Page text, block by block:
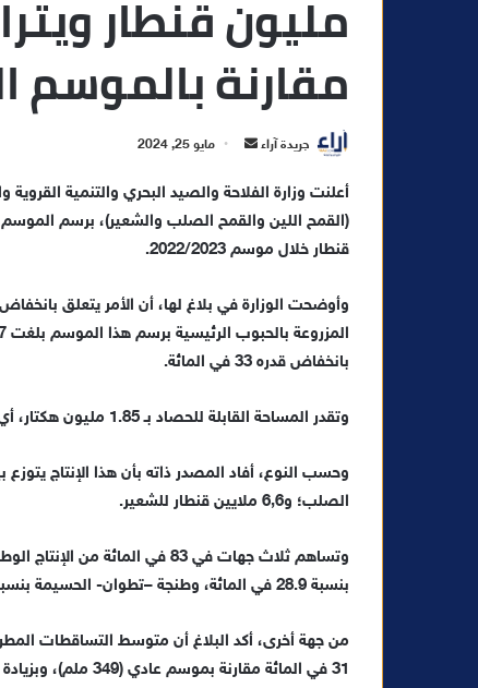
مقارنة بالموسم
جريدة آراء
س
ل
ب
ي
ا
و
ي
ا
مايو 25, 2024
أعلنت وزارة الفلاحة والصيد البحري والتنمية
قنطار خلال موسم 2022/2023.
بانخفاض قدره 33 في المائة.
وتقدر المساحة القابلة للحصاد بـ 1.85 مليون هكتار، أي حوالي 75 في المائة من المساحة المزروعة.
الصلب؛ و6,6 ملايين قنطار للشعير.
بنسبة 28.9 في المائة، وطنجة –تطوان- الحسيمة بنسبة 18.2 في المائة.